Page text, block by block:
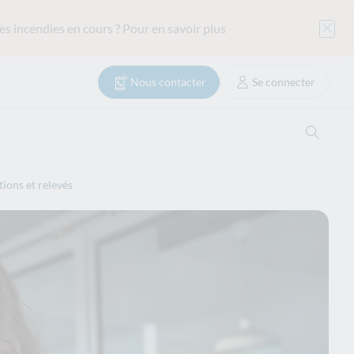
incendies en cours ? Pour en savoir plus
Nous contacter Se connecter
et relevés